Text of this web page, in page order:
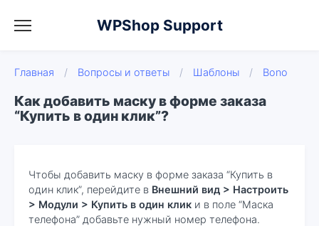
WPShop Support
Главная / Вопросы и ответы / Шаблоны / Bono
Как добавить маску в форме заказа
“Купить в один клик”?
Чтобы добавить маску в форме заказа “Купить в
один клик”, перейдите в Внешний вид > Настроить
> Модули > Купить в один клик и в поле “Маска
телефона” добавьте нужный номер телефона.